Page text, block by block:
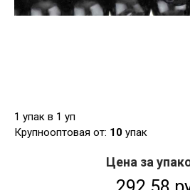
1 упак в 1 уп
Крупнооптовая от: 10 упак
Цена за